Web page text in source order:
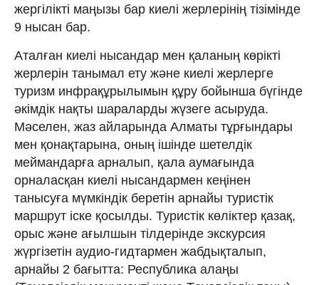
жергілікті маңызы бар киелі жерлерінің тізімінде
9 нысан бар.
Аталған киелі нысандар мен қаланың көрікті
жерлерін танымал ету және киелі жерлерге
туризм инфрақұрылымын құру бойынша бүгінде
әкімдік нақты шараларды жүзеге асыруда.
Мәселен, жаз айларында Алматы тұрғындары
мен қонақтарына, оның ішінде шетелдік
меймандарға арналып, қала аумағында
орналасқан киелі нысандармен кеңінен
танысуға мүмкіндік беретін арнайы туристік
маршрут іске қосылды. Туристік көліктер қазақ,
орыс және ағылшын тілдерінде экскурсия
жүргізетін аудио-гидтармен жабдықталып,
арнайы 2 бағытта: Республика алаңы